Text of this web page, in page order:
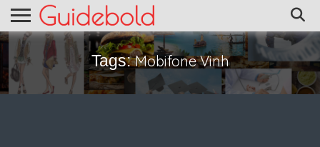
Tags:Mobifone Vinh